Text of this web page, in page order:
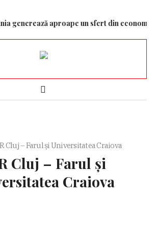
aproape un sfert din economia
Cluj – Farul și Universitatea Craiova
Cluj – Farul și
Craiova